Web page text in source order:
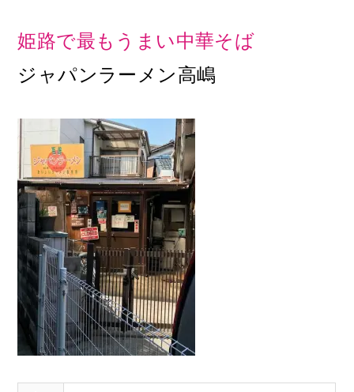
姫路で最もうまい中華そば
ジャパンラーメン高嶋